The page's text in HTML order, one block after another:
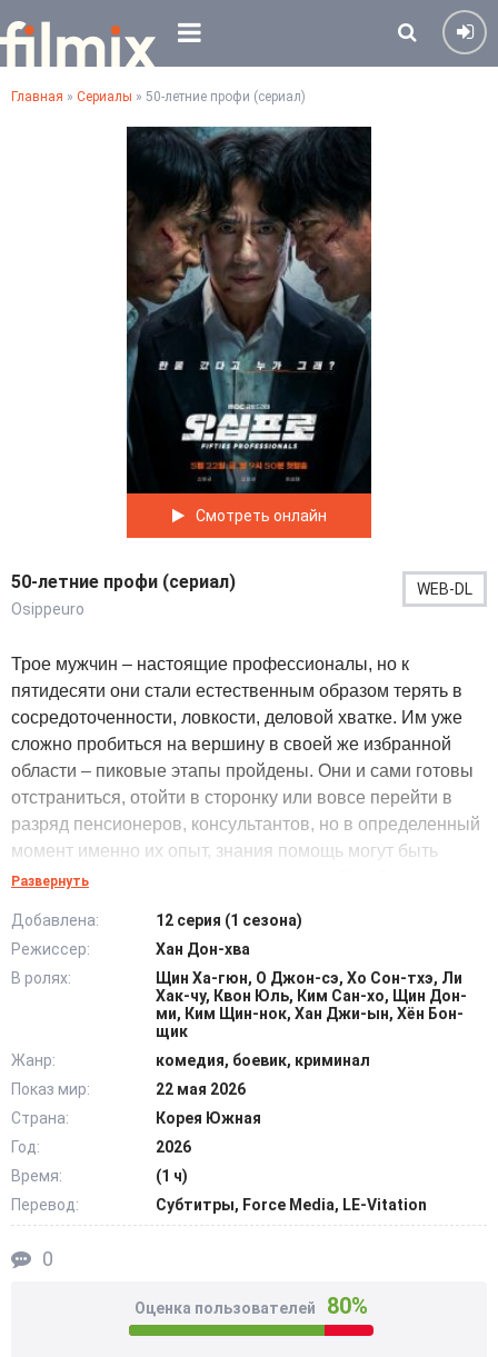
Главная » Сериалы » 50-летние профи (сериал)
Смотреть онлайн
50-летние профи (сериал)
Osippeuro
WEB-DL
Трое мужчин – настоящие профессионалы, но к
пятидесяти они стали естественным образом терять в
сосредоточенности, ловкости, деловой хватке. Им уже
сложно пробиться на вершину в своей же избранной
области – пиковые этапы пройдены. Они и сами готовы
отстраниться, отойти в сторонку или вовсе перейти в
разряд пенсионеров, консультантов, но в определенный
момент именно их опыт, знания помощь могут быть
неоценимыми и играть ключевую роль. Чон был агентом
постоянной опасности и риска, и лишился должности в
результате чужой ошибки и ложного обвинения. Хо Мён
успел пристроиться в повара, пока однажды его не
попросили о содействии. Бон находился на оперативной
службе в северокорейских ВС. Неудача в миссии
привела его на уединенный островок Ёнсон, и у него
также потеряна часть воспоминаний. На той же
территории проживает Кан, с виду мирный и обычный
гражданин, мелкий бизнесмен, но прежде попадал в
заварушки, ведь был в числе лидеров банды.
@Filmix.fan
Развернуть
Добавлена:
12 серия (1 сезона)
Режиссер:
Хан Дон-хва
В ролях:
Щин Ха-гюн, О Джон-сэ, Хо Сон-тхэ, Ли
Хак-чу, Квон Юль, Ким Сан-хо, Щин Дон-
ми, Ким Щин-нок, Хан Джи-ын, Хён Бон-
щик
Жанр:
комедия, боевик, криминал
Показ мир:
22 мая 2026
Страна:
Корея Южная
Год:
2026
Время:
(1 ч)
Перевод:
Субтитры, Force Media, LE-Vitation
0
Оценка пользователей 80%